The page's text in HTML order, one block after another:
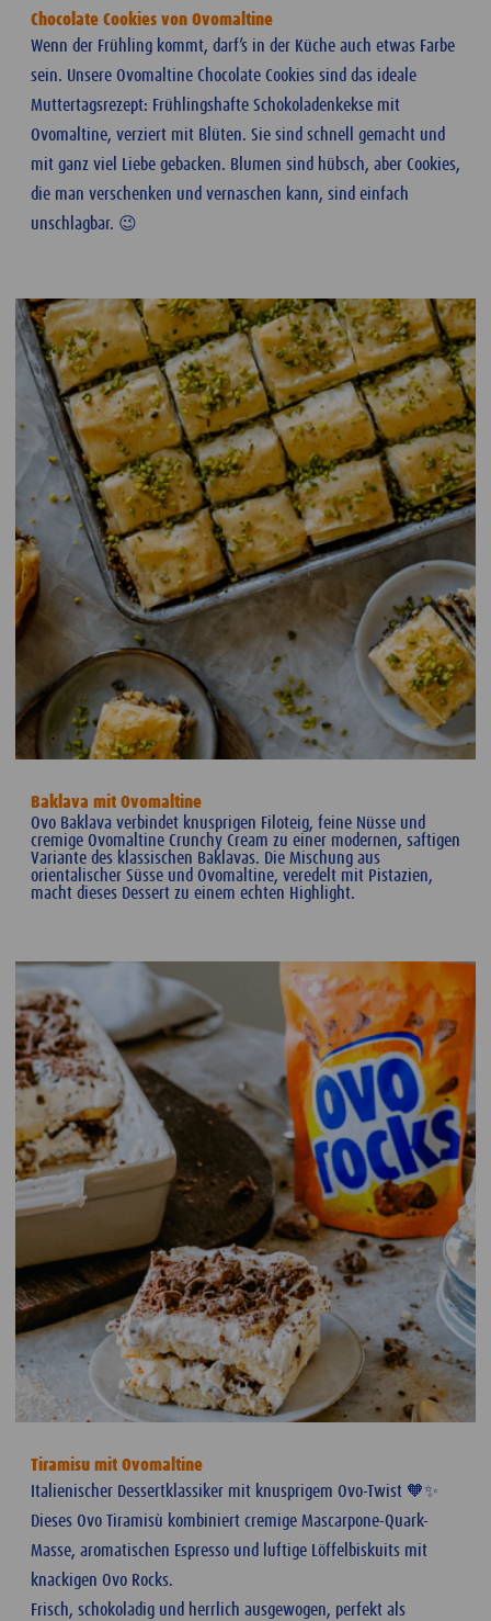
Chocolate Cookies von Ovomaltine
Wenn der Frühling kommt, darf’s in der Küche auch etwas Farbe
sein. Unsere Ovomaltine Chocolate Cookies sind das ideale
Muttertagsrezept: Frühlingshafte Schokoladenkekse mit
Ovomaltine, verziert mit Blüten. Sie sind schnell gemacht und
mit ganz viel Liebe gebacken. Blumen sind hübsch, aber Cookies,
die man verschenken und vernaschen kann, sind einfach
unschlagbar. 😉
Baklava mit Ovomaltine
Ovo Baklava verbindet knusprigen Filoteig, feine Nüsse und
cremige Ovomaltine Crunchy Cream zu einer modernen, saftigen
Variante des klassischen Baklavas. Die Mischung aus
orientalischer Süsse und Ovomaltine, veredelt mit Pistazien,
macht dieses Dessert zu einem echten Highlight.
Tiramisu mit Ovomaltine
Italienischer Dessertklassiker mit knusprigem Ovo-Twist 🧡✨
Dieses Ovo Tiramisù kombiniert cremige Mascarpone-Quark-
Masse, aromatischen Espresso und luftige Löffelbiskuits mit
knackigen Ovo Rocks.
Frisch, schokoladig und herrlich ausgewogen, perfekt als